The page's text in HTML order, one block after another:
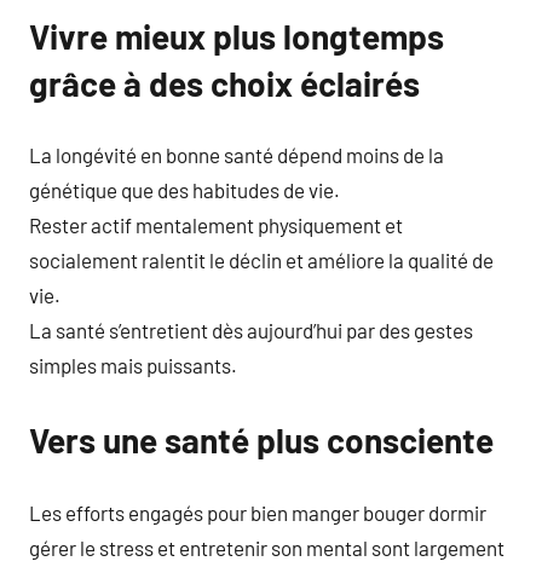
Vivre mieux plus longtemps
grâce à des choix éclairés
La longévité en bonne santé dépend moins de la
génétique que des habitudes de vie.
Rester actif mentalement physiquement et
socialement ralentit le déclin et améliore la qualité de
vie.
La santé s’entretient dès aujourd’hui par des gestes
simples mais puissants.
Vers une santé plus consciente
Les efforts engagés pour bien manger bouger dormir
gérer le stress et entretenir son mental sont largement